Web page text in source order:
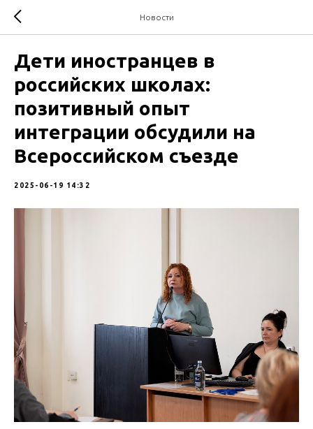
Новости
Дети иностранцев в
российских школах:
позитивный опыт
интеграции обсудили на
Всероссийском съезде
2025-06-19 14:32